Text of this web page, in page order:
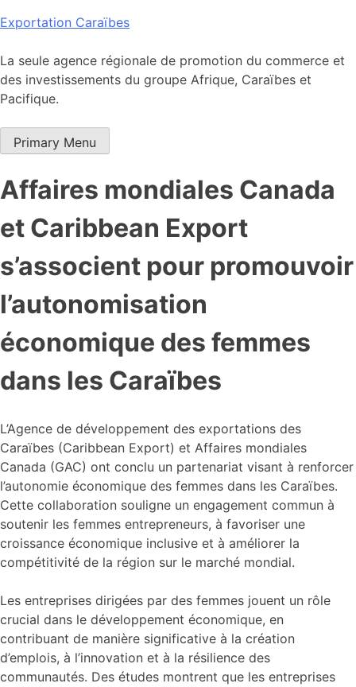
Skip
content
Exportation Caraïbes
La seule agence régionale de promotion du commerce et
des investissements du groupe Afrique, Caraïbes et
Pacifique.
Primary Menu
Affaires mondiales Canada
et Caribbean Export
s’associent pour promouvoir
l’autonomisation
économique des femmes
dans les Caraïbes
L’Agence de développement des exportations des
Caraïbes (Caribbean Export) et Affaires mondiales
Canada (GAC) ont conclu un partenariat visant à renforcer
l’autonomie économique des femmes dans les Caraïbes.
Cette collaboration souligne un engagement commun à
soutenir les femmes entrepreneurs, à favoriser une
croissance économique inclusive et à améliorer la
compétitivité de la région sur le marché mondial.
Les entreprises dirigées par des femmes jouent un rôle
crucial dans le développement économique, en
contribuant de manière significative à la création
d’emplois, à l’innovation et à la résilience des
communautés. Des études montrent que les entreprises